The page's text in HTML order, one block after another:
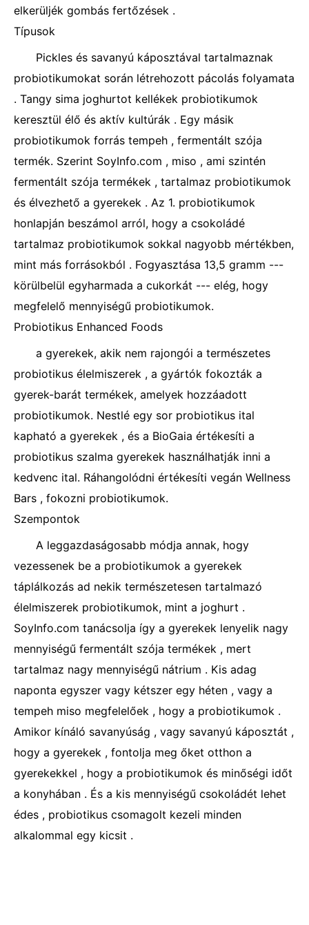
elkerüljék gombás fertőzések .
Típusok
Pickles és savanyú káposztával tartalmaznak
probiotikumokat során létrehozott pácolás folyamata
. Tangy sima joghurtot kellékek probiotikumok
keresztül élő és aktív kultúrák . Egy másik
probiotikumok forrás tempeh , fermentált szója
termék. Szerint SoyInfo.com , miso , ami szintén
fermentált szója termékek , tartalmaz probiotikumok
és élvezhető a gyerekek . Az 1. probiotikumok
honlapján beszámol arról, hogy a csokoládé
tartalmaz probiotikumok sokkal nagyobb mértékben,
mint más forrásokból . Fogyasztása 13,5 gramm ---
körülbelül egyharmada a cukorkát --- elég, hogy
megfelelő mennyiségű probiotikumok.
Probiotikus Enhanced Foods
a gyerekek, akik nem rajongói a természetes
probiotikus élelmiszerek , a gyártók fokozták a
gyerek-barát termékek, amelyek hozzáadott
probiotikumok. Nestlé egy sor probiotikus ital
kapható a gyerekek , és a BioGaia értékesíti a
probiotikus szalma gyerekek használhatják inni a
kedvenc ital. Ráhangolódni értékesíti vegán Wellness
Bars , fokozni probiotikumok.
Szempontok
A leggazdaságosabb módja annak, hogy
vezessenek be a probiotikumok a gyerekek
táplálkozás ad nekik természetesen tartalmazó
élelmiszerek probiotikumok, mint a joghurt .
SoyInfo.com tanácsolja így a gyerekek lenyelik nagy
mennyiségű fermentált szója termékek , mert
tartalmaz nagy mennyiségű nátrium . Kis adag
naponta egyszer vagy kétszer egy héten , vagy a
tempeh miso megfelelőek , hogy a probiotikumok .
Amikor kínáló savanyúság , vagy savanyú káposztát ,
hogy a gyerekek , fontolja meg őket otthon a
gyerekekkel , hogy a probiotikumok és minőségi időt
a konyhában . És a kis mennyiségű csokoládét lehet
édes , probiotikus csomagolt kezeli minden
alkalommal egy kicsit .